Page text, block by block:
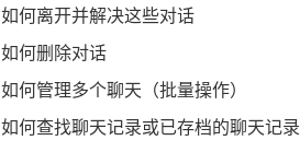
如何离开并解决这些对话
如何删除对话
如何管理多个聊天（批量操作）
如何查找聊天记录或已存档的聊天记录